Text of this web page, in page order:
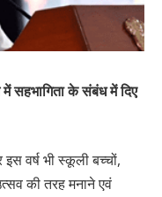
सहभागिता के संबंध में दिए
इस वर्ष भी स्कूली बच्चों,
की तरह मनाने एवं